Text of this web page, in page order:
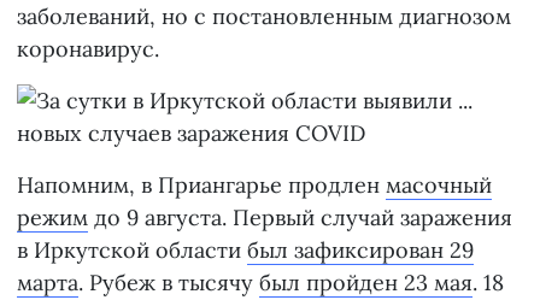
заболеваний, но с постановленным диагнозом
коронавирус.
Напомним, в Приангарье продлен масочный
режим до 9 августа. Первый случай заражения
в Иркутской области был зафиксирован 29
марта. Рубеж в тысячу был пройден 23 мая. 18